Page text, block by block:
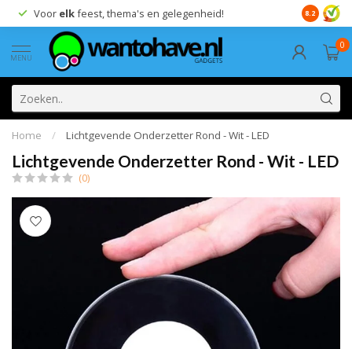
Voor elkfeest, thema's en gelegenheid! 8.2
MENU
0
Home / Lichtgevende Onderzetter Rond - Wit - LED
Lichtgevende Onderzetter Rond - Wit - LED
(0)